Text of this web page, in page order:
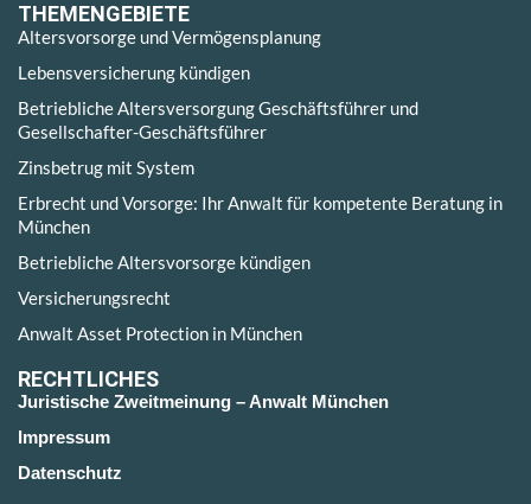
THEMENGEBIETE
Altersvorsorge und Vermögensplanung
Lebensversicherung kündigen
Betriebliche Altersversorgung Geschäftsführer und
Gesellschafter-Geschäftsführer
Zinsbetrug mit System
Erbrecht und Vorsorge: Ihr Anwalt für kompetente Beratung in
München
Betriebliche Altersvorsorge kündigen
Versicherungsrecht
Anwalt Asset Protection in München
RECHTLICHES
Juristische Zweitmeinung – Anwalt München
Impressum
Datenschutz